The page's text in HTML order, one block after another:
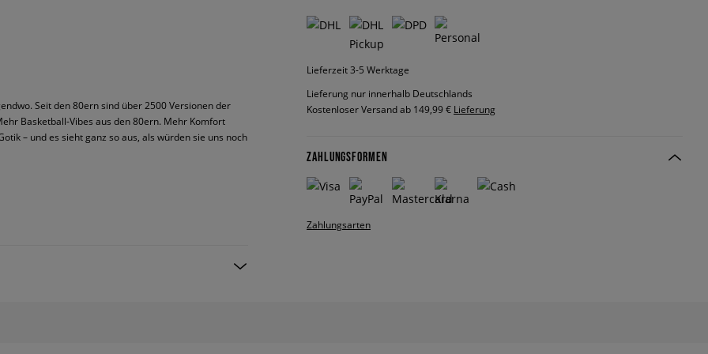
Seit den 80ern sind über 2500 Versionen der
Basketball-Vibes aus den 80ern. Mehr Komfort
– und es sieht ganz so aus, als würden sie uns noch
Lieferzeit 3-5 Werktage
Lieferung nur innerhalb Deutschlands
Kostenloser Versand ab 149,99 € Lieferung
ZAHLUNGSFORMEN
Zahlungsarten